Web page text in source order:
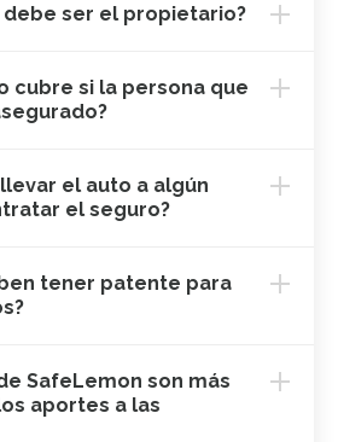
debe ser el propietario?
cubre si la persona que
el auto a algún
el seguro?
tener patente para
SafeLemon son más
aportes a las